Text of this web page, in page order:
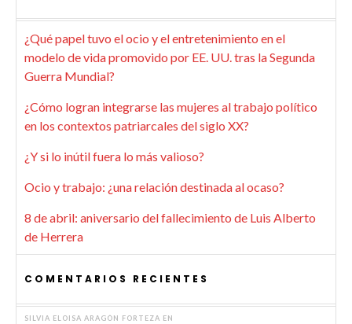
¿Qué papel tuvo el ocio y el entretenimiento en el
modelo de vida promovido por EE. UU. tras la Segunda
Guerra Mundial?
¿Cómo logran integrarse las mujeres al trabajo político
en los contextos patriarcales del siglo XX?
¿Y si lo inútil fuera lo más valioso?
Ocio y trabajo: ¿una relación destinada al ocaso?
8 de abril: aniversario del fallecimiento de Luis Alberto
de Herrera
COMENTARIOS RECIENTES
SILVIA ELOISA ARAGÓN FORTEZA EN